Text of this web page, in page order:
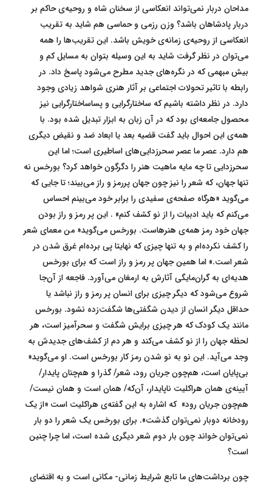
مداحان دربار نمی‌تواند انعکاسی از سخنان شاه و روحیه‌ی حاکم بر
دربار پادشاهان باشد؟ وزن رزمی و حماسی هم شاید به تقریب
انعکاسی از روحیه‌ی زمانه‌ی خویش باشد. این تقریب‌ها را همه
می‌توان در نظر گرفت شاید به این وسیله بتوان به مسایل کم و
بیش مبهمی که در نگره‌های جدید مطرح می‌شود پاسخ داد. در
رابطه با تاثیر تحولات اجتماعی بر آثار هنری شواهد زیادی وجود
دارد. در نظر داشته باشیم که ساختارگرایی و پساساختارگرایی نیز
محصول جامعه‌ای بود که در آن زبان به ابزار تبدیل شده بود. با
همه‌ی این احوال باید گفت قضیه بعد یا ابعاد ضد و نقیض دیگری
هم دارد. عصر ما عصر سحرزدایی‌های اساطیری است؛ اما این
سحرزدایی تا چه مایه ماهیت هنر را دگرگون خواهد کرد؟ بورخس نه
تنها جهان، که شعر را نیز چون جهان پررمز و راز می‌بیند؛ تا جایی که
می‌گوید «هرگاه صفحه‌ی سفیدی را برابر خود می‌بینم احساس
می‌کنم که باید ادبیات را از نو کشف کنم» . این پر ‌رمز ‌و ‌راز بودن
جهان خود رمز همه‌ی هنرهاست. بورخس می‌گوید« من معمای شعر
را کشف نکرده‌ام و به تنها چیزی که نهایتا پی برده‌ام غرق شدن در
شعر است.» اما همین جهان پر رمز و راز است که برای بورخس
هدیه‌ای به گران‌مایگی آثارش به ارمغان می‌آورد. فاجعه از آن‌جا
شروع می‌شود که دیگر چیزی برای انسان پر رمز و راز نباشد یا
حداقل دیگر انسان از دیدن شگفتی‌ها شگفت‌زده نشود. بورخس
مانند یک کودک که هر چیزی برایش شگفت و سحرآمیز است، هر
لحظه جهان را از نو کشف می‌کند و هر دم از کشف‌های جدیدش به
وجد می‌آید. این نو به نو شدن رمز کار بورخس است. او می‌گوید«
بی‌پایان است، هم‌چون جریان رود، شعر/ گذرا و هم‌چنان پایدار/
آیینه‌ی همان هراکلیت ناپایدار، آن‌که/ همان است و همان نیست/
هم‌چون جریان رود» که اشاره به این گفته‌ی هراکلیت است «از یک
رودخانه دوبار نمی‌توان گذشت». برای بورخس یک شعر را دو بار
نمی‌توان خواند چون بار دوم شعر دیگری شده است، اما چرا چنین
است؟
چون برداشت‌های ما تابع شرایط زمانی- مکانی است و به اقتضای